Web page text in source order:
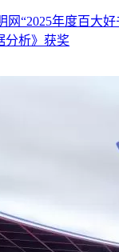
网“2025年度百大
分析》获奖